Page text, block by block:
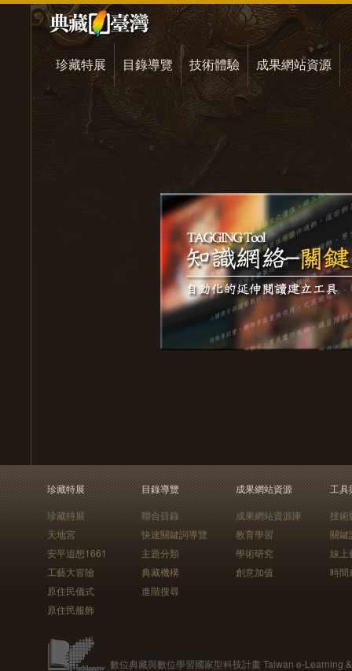
珍藏特展 目錄導覽 技術體驗 成果網站資源
珍藏特展
珍藏特展
天地宮
安平追想1661
工藝大冒險
原住民儀式
原住民服飾
目錄導覽
聯合目錄
快速關鍵詞導覽
主題分類
典藏機構
進階搜尋
成果網站資源
成果網站資源庫
教育學習
學術研究
創意加值
工具
技術
關鍵
線上
時間
數位典藏與數位學習國家型科技計畫 Taiwan e-Learning